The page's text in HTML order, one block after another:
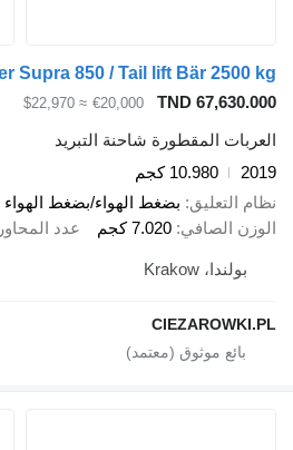
TND 67,630.000
€20,000
≈ $22,970
العربات المقطورة شاحنة التبريد
2019
10.980 كجم
نظام التعليق بضغط الهواء/بضغط الهواء
الوزن الصافي 7.020 كجم عدد المحاور
بولندا، Krakow
CIEZAROWKI.PL